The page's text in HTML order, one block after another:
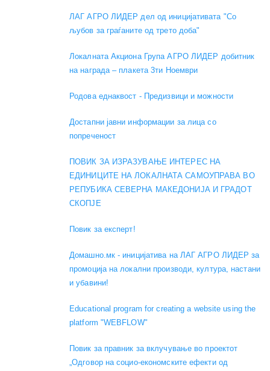
ЛАГ АГРО ЛИДЕР дел од иницијативата "Со
љубов за граѓаните од трето доба"
Локалната Акциона Група АГРО ЛИДЕР добитник
на награда – плакета 3ти Ноември
Родова еднаквост - Предизвици и можности
Достапни јавни информации за лица со
попреченост
ПОВИК ЗА ИЗРАЗУВАЊЕ ИНТЕРЕС НА
ЕДИНИЦИТЕ НА ЛОКАЛНАТА САМОУПРАВА ВО
РЕПУБИКА СЕВЕРНА МАКЕДОНИЈА И ГРАДОТ
СКОПЈЕ
Повик за експерт!
Домашно.мк - иницијатива на ЛАГ АГРО ЛИДЕР за
промоција на локални производи, култура, настани
и убавини!
Educational program for creating a website using the
platform "WEBFLOW"
Повик за правник за вклучување во проектот
„Одговор на социо-економските ефекти од